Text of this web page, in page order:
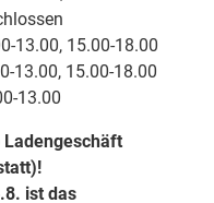
13.00, 15.00-18.00
15.00-18.00
13.00
ist das